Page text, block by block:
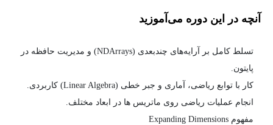
آنچه در این دوره می‌آموزید
تسلط کامل بر آرایه‌های چندبعدی (NDArrays) و مدیریت حافظه در
پایتون.
کار با توابع ریاضی، آماری و جبر خطی (Linear Algebra) کاربردی.
انجام عملیات ریاضی روی ماتریس ها در ابعاد مختلف.
مفهوم Expanding Dimensions